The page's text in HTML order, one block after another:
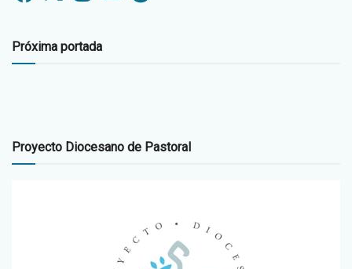
Próxima portada
Proyecto Diocesano de Pastoral